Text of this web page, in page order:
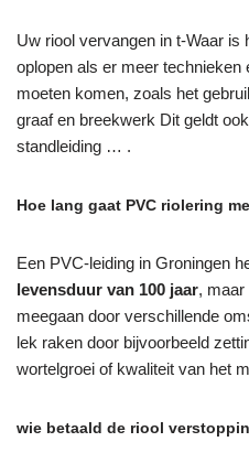
Uw riool vervangen in t-Waar is
oplopen als er meer technieken
moeten komen, zoals het
graaf en breekwerk Dit geldt
standleiding … .
Hoe lang gaat PVC riolering
Een PVC-leiding in Groningen
levensduur van 100 jaar, maar
meegaan door verschillende
lek raken door bijvoorbeeld
wortelgroei of kwaliteit van het
wie betaald de riool